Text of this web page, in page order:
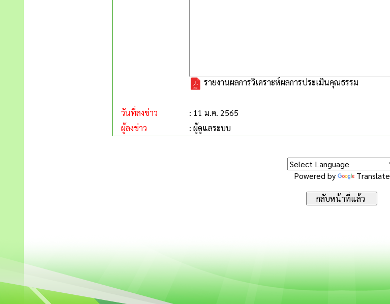
รายงานผลการวิเคราะห์ผลการประเมินคุณธรรม
วันที่ลงข่าว
: 11 ม.ค. 2565
ผู้ลงข่าว
: ผู้ดูแลระบบ
Powered by Translate